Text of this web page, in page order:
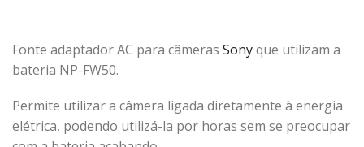
Fonte adaptador AC para câmeras Sonyque utilizam a
bateria NP-FW50.
Permite utilizar a câmera ligada diretamente à energia
elétrica, podendo utilizá-la por horas sem se preocupar